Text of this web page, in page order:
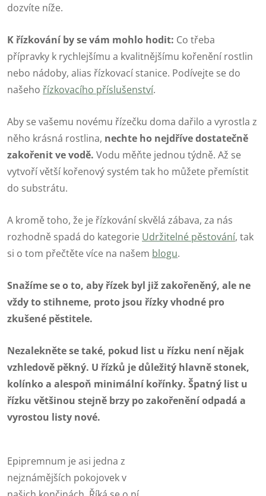
dozvíte níže.
K řízkování by se vám mohlo hodit: Co třeba
přípravky k rychlejšímu a kvalitnějšímu kořenění rostlin
nebo nádoby, alias řízkovací stanice. Podívejte se do
našeho řízkovacího příslušenství.
Aby se vašemu novému řízečku doma dařilo a vyrostla z
něho krásná rostlina, nechte ho nejdříve dostatečně
zakořenit ve vodě. Vodu měňte jednou týdně. Až se
vytvoří větší kořenový systém tak ho můžete přemístit
do substrátu.
A kromě toho, že je řízkování skvělá zábava, za nás
rozhodně spadá do kategorie Udržitelné pěstování, tak
si o tom přečtěte více na našem blogu.
Snažíme se o to, aby řízek byl již zakořeněný, ale ne
vždy to stihneme, proto jsou řízky vhodné pro
zkušené pěstitele.
Nezalekněte se také, pokud list u řízku není nějak
vzhledově pěkný. U řízků je důležitý hlavně stonek,
kolínko a alespoň minimální kořínky. Špatný list u
řízku většinou stejně brzy po zakořenění odpadá a
vyrostou listy nové.
Epipremnum je asi jedna z
nejznámějších pokojovek v